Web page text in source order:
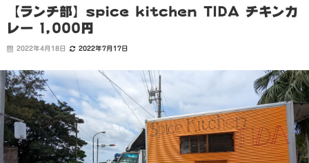
【ランチ部】spice kitchen TIDA チキンカ
レー 1,000円
2022年4月18日 2022年7月17日